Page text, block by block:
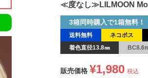
≪度なし≫LILMOON
送料無料 ネコポス
着色直径13.8㎜
3箱同時購入で1箱無料！
販売価格 ¥1,980 税込